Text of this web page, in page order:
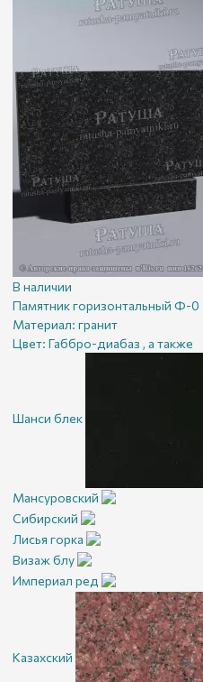
В наличии
Памятник горизонтальный Ф-0
Материал: гранит
Цвет: Габбро-диабаз , а также
Шанси блек
Мансуровский
Сибирский
Лисья горка
Визаж блу
Империал ред
Казахский